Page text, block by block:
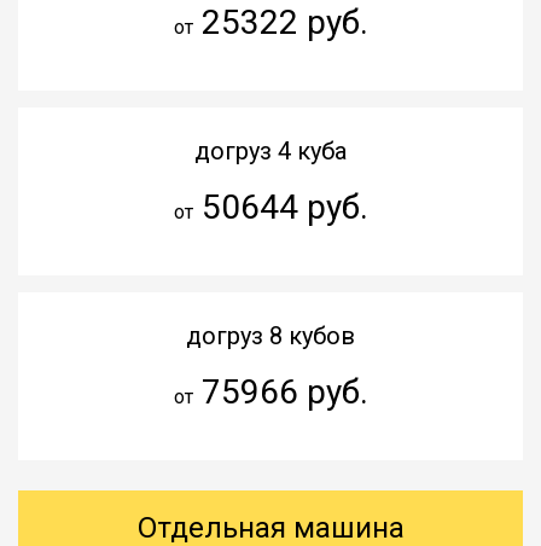
от25322 руб.
догруз 4 куба
от50644 руб.
догруз 8 кубов
от75966 руб.
Отдельная машина